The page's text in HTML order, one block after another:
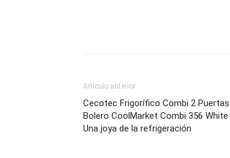
Artículo anterior
Cecotec Frigorífico Combi 2
Bolero CoolMarket Combi 356 White
Una joya de la refrigeración